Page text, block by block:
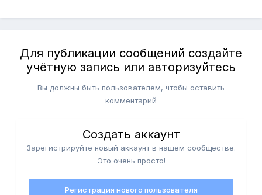
Для публикации сообщений создайте
учётную запись или авторизуйтесь
Вы должны быть пользователем, чтобы оставить
комментарий
Создать аккаунт
Зарегистрируйте новый аккаунт в нашем сообществе.
Это очень просто!
Регистрация нового пользователя